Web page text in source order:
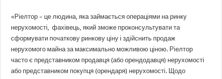
«Ріелтор – це людина, яка займається операціями на ринку
нерухомості, фахівець, який зможе проконсультувати та
сформувати початкову ринкову ціну і здійснить продаж
нерухомого майна за максимально можливою ціною. Ріелтор
часто є представником продавця (або орендодавця) нерухомості
або представником покупця (орендаря) нерухомості. Щодо